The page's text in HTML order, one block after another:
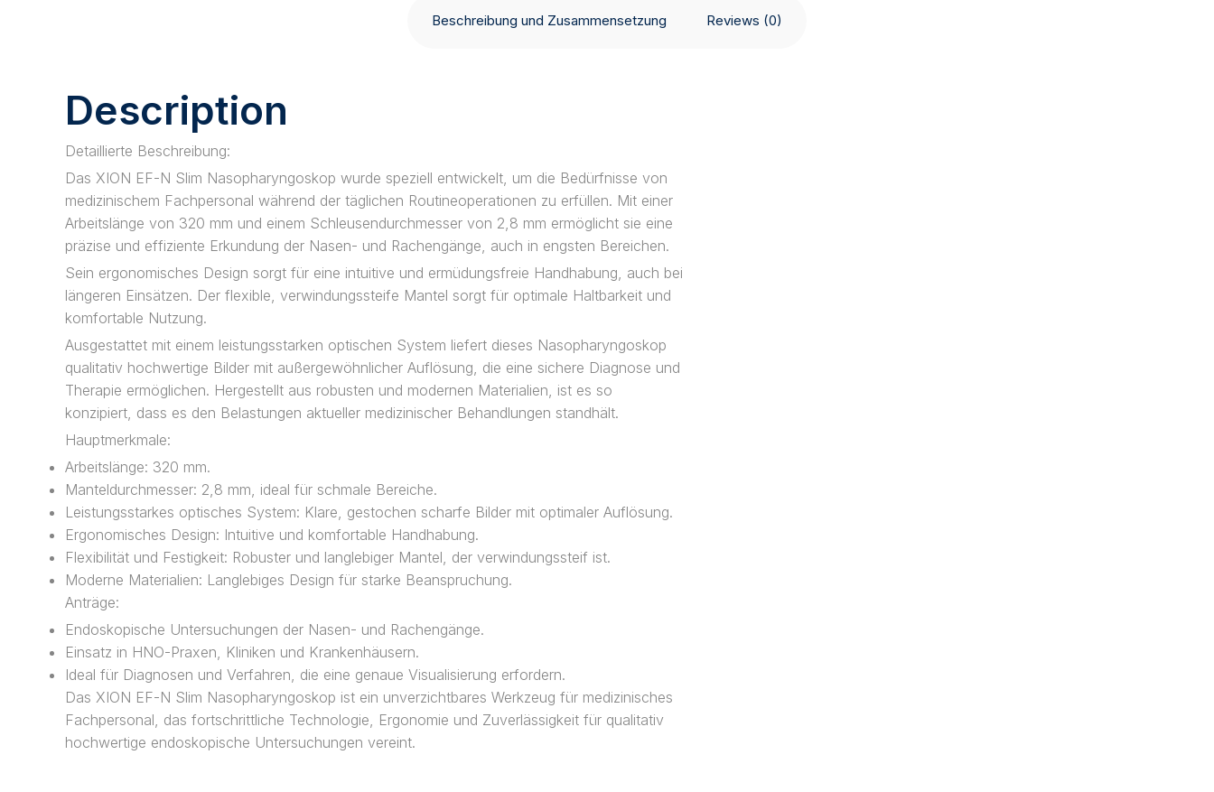
Beschreibung und Zusammensetzung Reviews (0)
Description
Detaillierte Beschreibung:
Das XION EF-N Slim Nasopharyngoskop wurde speziell entwickelt, um die Bedürfnisse von
medizinischem Fachpersonal während der täglichen Routineoperationen zu erfüllen. Mit einer
Arbeitslänge von 320 mm und einem Schleusendurchmesser von 2,8 mm ermöglicht sie eine
präzise und effiziente Erkundung der Nasen- und Rachengänge, auch in engsten Bereichen.
Sein ergonomisches Design sorgt für eine intuitive und ermüdungsfreie Handhabung, auch bei
längeren Einsätzen. Der flexible, verwindungssteife Mantel sorgt für optimale Haltbarkeit und
komfortable Nutzung.
Ausgestattet mit einem leistungsstarken optischen System liefert dieses Nasopharyngoskop
qualitativ hochwertige Bilder mit außergewöhnlicher Auflösung, die eine sichere Diagnose und
Therapie ermöglichen. Hergestellt aus robusten und modernen Materialien, ist es so
konzipiert, dass es den Belastungen aktueller medizinischer Behandlungen standhält.
Hauptmerkmale:
Arbeitslänge: 320 mm.
Manteldurchmesser: 2,8 mm, ideal für schmale Bereiche.
Leistungsstarkes optisches System: Klare, gestochen scharfe Bilder mit optimaler Auflösung.
Ergonomisches Design: Intuitive und komfortable Handhabung.
Flexibilität und Festigkeit: Robuster und langlebiger Mantel, der verwindungssteif ist.
Moderne Materialien: Langlebiges Design für starke Beanspruchung.
Anträge:
Endoskopische Untersuchungen der Nasen- und Rachengänge.
Einsatz in HNO-Praxen, Kliniken und Krankenhäusern.
Ideal für Diagnosen und Verfahren, die eine genaue Visualisierung erfordern.
Das XION EF-N Slim Nasopharyngoskop ist ein unverzichtbares Werkzeug für medizinisches
Fachpersonal, das fortschrittliche Technologie, Ergonomie und Zuverlässigkeit für qualitativ
hochwertige endoskopische Untersuchungen vereint.